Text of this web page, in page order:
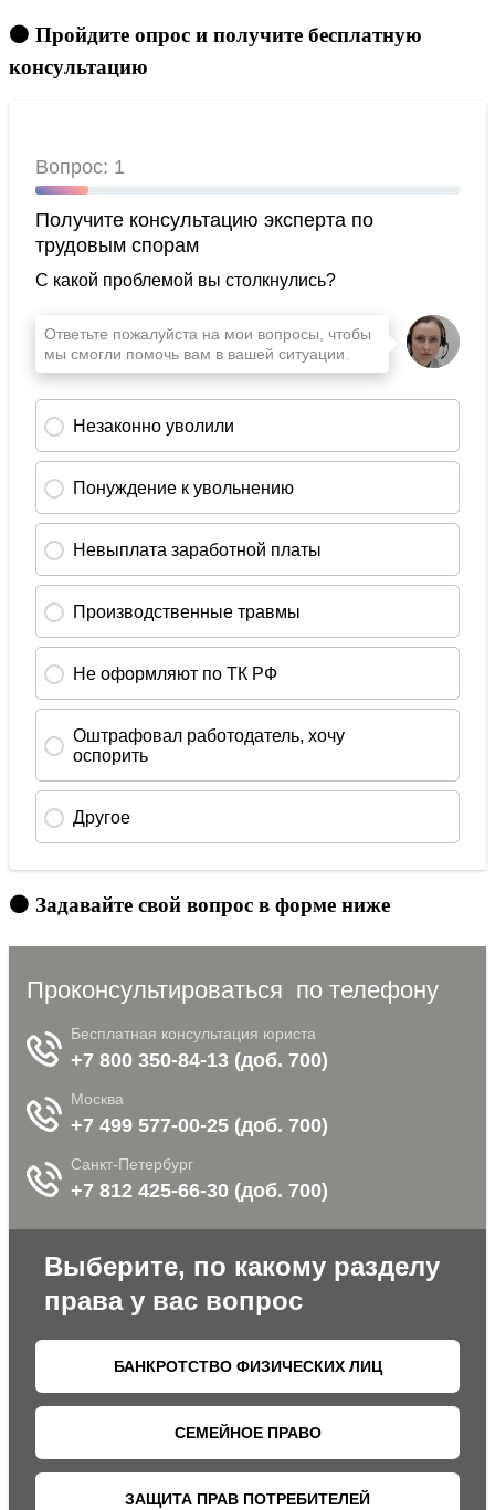
🟠 Пройдите опрос и получите бесплатную
консультацию
🟠 Задавайте свой вопрос в форме ниже